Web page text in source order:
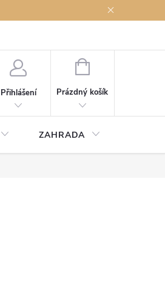
Přihlášení
NÁKUPNÍ
Prázdný košík
ZAHRADA